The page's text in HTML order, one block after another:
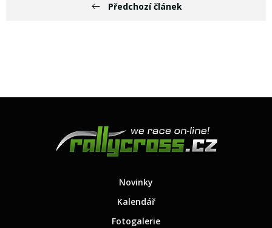
Předchozí článek
Novinky
Kalendář
Fotogalerie